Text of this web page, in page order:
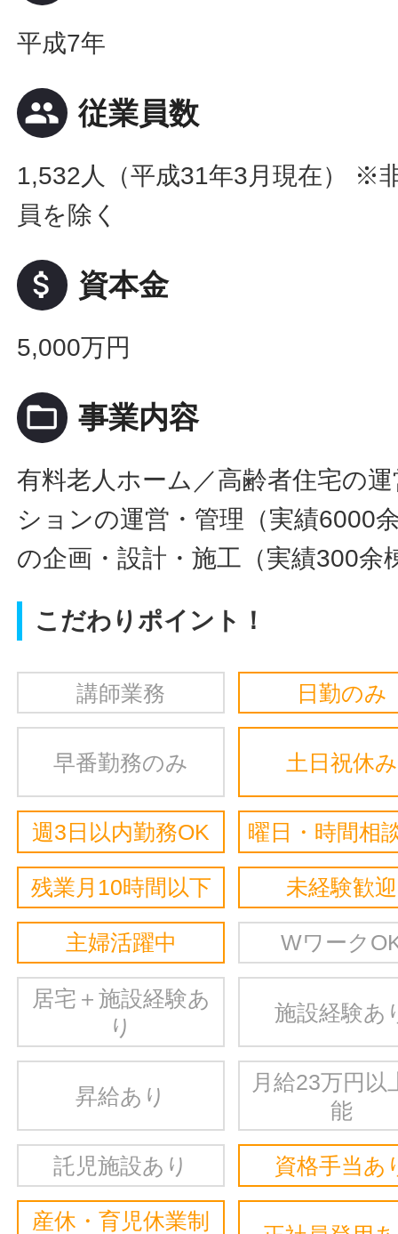
平成7年
people 従業員数
1,532人（平成31年3月現在） ※
員を除く
attach_money 資本金
5,000万円
folder_open 事業内容
有料老人ホーム／高齢者住宅の
ションの運営・管理（実績6000
の企画・設計・施工（実績300余
こだわりポイント！
講師業務 日勤のみ
早番勤務のみ 土日祝休み
週3日以内勤務OK 曜日・時間相
残業月10時間以下 未経験歓迎
主婦活躍中 Wワーク
居宅＋施設経験あ
り
施設経験あ
昇給あり
月給23万円以
能
託児施設あり 資格手当あ
産休・育児休業制